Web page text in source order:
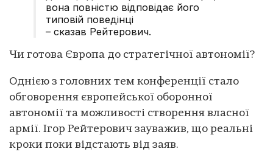
вона повністю відповідає його
типовій поведінці
– сказав Рейтерович.
Чи готова Європа до стратегічної автономії?
Однією з головних тем конференції стало
обговорення європейської оборонної
автономії та можливості створення власної
армії. Ігор Рейтерович зауважив, що реальні
кроки поки відстають від заяв.